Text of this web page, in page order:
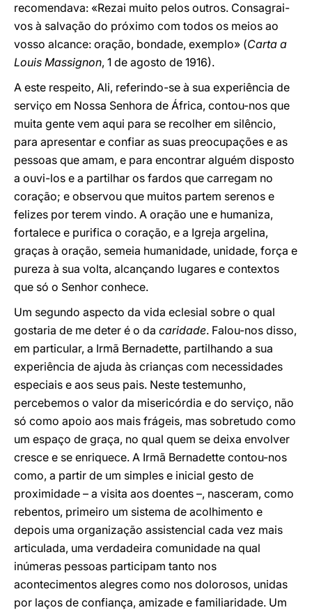
recomendava: «Rezai muito pelos outros. Consagrai-
vos à salvação do próximo com todos os meios ao
vosso alcance: oração, bondade, exemplo» (Carta a
Louis Massignon, 1 de agosto de 1916).
A este respeito, Ali, referindo-se à sua experiência de
serviço em Nossa Senhora de África, contou-nos que
muita gente vem aqui para se recolher em silêncio,
para apresentar e confiar as suas preocupações e as
pessoas que amam, e para encontrar alguém disposto
a ouvi-los e a partilhar os fardos que carregam no
coração; e observou que muitos partem serenos e
felizes por terem vindo. A oração une e humaniza,
fortalece e purifica o coração, e a Igreja argelina,
graças à oração, semeia humanidade, unidade, força e
pureza à sua volta, alcançando lugares e contextos
que só o Senhor conhece.
Um segundo aspecto da vida eclesial sobre o qual
gostaria de me deter é o da caridade. Falou-nos disso,
em particular, a Irmã Bernadette, partilhando a sua
experiência de ajuda às crianças com necessidades
especiais e aos seus pais. Neste testemunho,
percebemos o valor da misericórdia e do serviço, não
só como apoio aos mais frágeis, mas sobretudo como
um espaço de graça, no qual quem se deixa envolver
cresce e se enriquece. A Irmã Bernadette contou-nos
como, a partir de um simples e inicial gesto de
proximidade – a visita aos doentes –, nasceram, como
rebentos, primeiro um sistema de acolhimento e
depois uma organização assistencial cada vez mais
articulada, uma verdadeira comunidade na qual
inúmeras pessoas participam tanto nos
acontecimentos alegres como nos dolorosos, unidas
por laços de confiança, amizade e familiaridade. Um